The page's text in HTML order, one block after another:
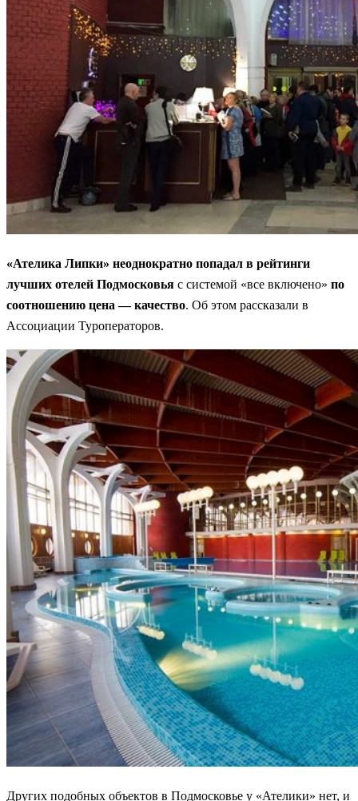
«Ателика Липки» неоднократно попадал в рейтинги
лучших отелей Подмосковья с системой «все включено» по
соотношению цена — качество. Об этом рассказали в
Ассоциации Туроператоров.
Других подобных объектов в Подмосковье у «Ателики» нет, и